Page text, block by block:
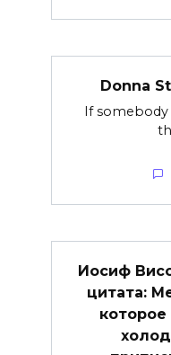
Donna
If
Иосиф
цитата: